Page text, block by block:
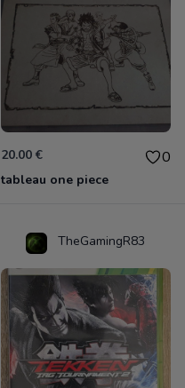
20.00 € 0
tableau one piece
TheGamingR83